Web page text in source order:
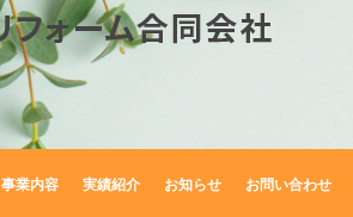
事業内容 実績紹介 お知らせ お問い合わせ